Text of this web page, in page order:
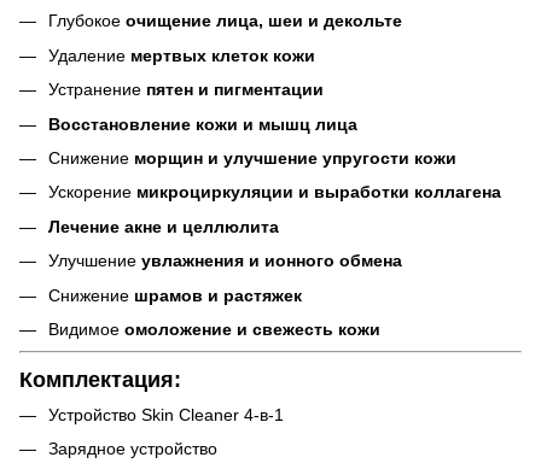
Глубокое очищение лица, шеи и декольте
Удаление мертвых клеток кожи
Устранение пятен и пигментации
Восстановление кожи и мышц лица
Снижение морщин и улучшение упругости кожи
Ускорение микроциркуляции и выработки коллагена
Лечение акне и целлюлита
Улучшение увлажнения и ионного обмена
Снижение шрамов и растяжек
Видимое омоложение и свежесть кожи
Комплектация:
Устройство Skin Cleaner 4-в-1
Зарядное устройство